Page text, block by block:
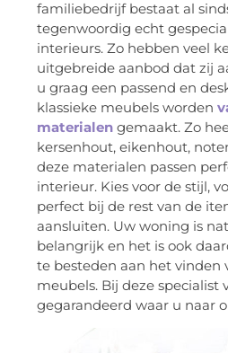
familiebedrijf bestaat al
tegenwoordig echt
interieurs. Zo hebben veel
uitgebreide aanbod dat zij
u graag een passend en
klassieke meubels worden
materialen gemaakt. Zo
kersenhout, eikenhout,
deze materialen passen
interieur. Kies voor de stijl,
perfect bij de rest van de
aansluiten. Uw woning is
belangrijk en het is ook
te besteden aan het vinden
meubels. Bij deze specialist
gegarandeerd waar u naar